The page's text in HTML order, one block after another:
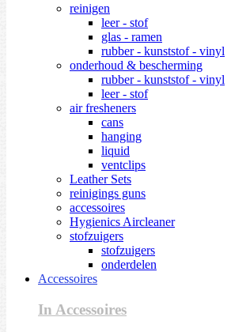
reinigen
leer - stof
glas - ramen
rubber - kunststof - vinyl
onderhoud & bescherming
rubber - kunststof - vinyl
leer - stof
air fresheners
cans
hanging
liquid
ventclips
Leather Sets
reinigings guns
accessoires
Hygienics Aircleaner
stofzuigers
stofzuigers
onderdelen
Accessoires
In Accessoires